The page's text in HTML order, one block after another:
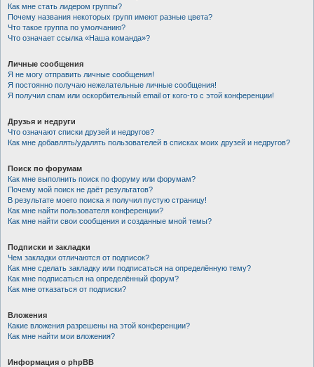
Как мне стать лидером группы?
Почему названия некоторых групп имеют разные цвета?
Что такое группа по умолчанию?
Что означает ссылка «Наша команда»?
Личные сообщения
Я не могу отправить личные сообщения!
Я постоянно получаю нежелательные личные сообщения!
Я получил спам или оскорбительный email от кого-то с этой конференции!
Друзья и недруги
Что означают списки друзей и недругов?
Как мне добавлять/удалять пользователей в списках моих друзей и недругов?
Поиск по форумам
Как мне выполнить поиск по форуму или форумам?
Почему мой поиск не даёт результатов?
В результате моего поиска я получил пустую страницу!
Как мне найти пользователя конференции?
Как мне найти свои сообщения и созданные мной темы?
Подписки и закладки
Чем закладки отличаются от подписок?
Как мне сделать закладку или подписаться на определённую тему?
Как мне подписаться на определённый форум?
Как мне отказаться от подписки?
Вложения
Какие вложения разрешены на этой конференции?
Как мне найти мои вложения?
Информация о phpBB